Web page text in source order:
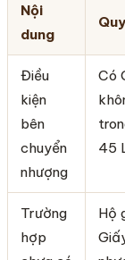
Nội
dung
Điều
kiện
bên
chuyển
nhượng
Có
45
Trường
hợp
Hộ